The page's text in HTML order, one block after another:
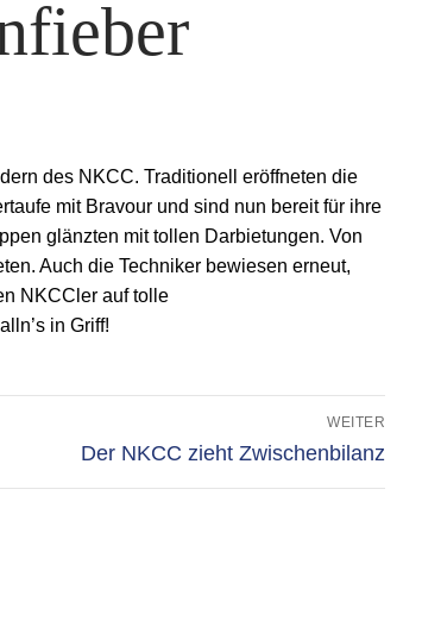
des NKCC. Traditionell eröffneten die
mit Bravour und sind nun bereit für ihre
glänzten mit tollen Darbietungen. Von
Auch die Techniker bewiesen erneut,
NKCCler auf tolle
in Griff!
WEITER
Nächster
Der NKCC zieht Zwischenbilanz